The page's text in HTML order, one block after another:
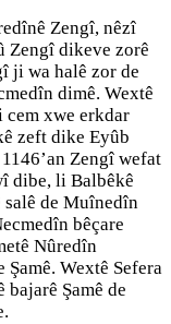
Zengî, nêzî
Zengî dikeve zorê
ji wa halê zor de
dimê. Wextê
xwe erkdar
zeft dike Eyûb
Zengî wefat
dibe, li Balbêkê
de Muînedîn
bêçare
Nûredîn
Wextê Sefera
Şamê de